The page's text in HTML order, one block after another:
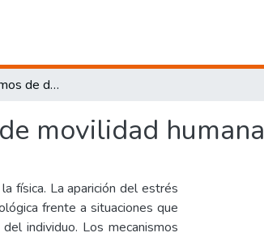
Estrés y mecanismos de defensa en personas de movilidad humana
movilidad humana
física. La aparición del estrés
frente a situaciones que
individuo. Los mecanismos